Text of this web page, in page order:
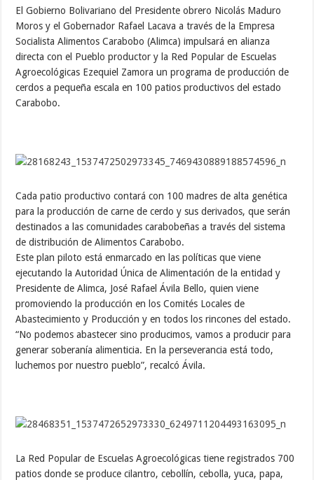
El Gobierno Bolivariano del Presidente obrero Nicolás Maduro
Moros y el Gobernador Rafael Lacava a través de la Empresa
Socialista Alimentos Carabobo (Alimca) impulsará en alianza
directa con el Pueblo productor y la Red Popular de Escuelas
Agroecológicas Ezequiel Zamora un programa de producción de
cerdos a pequeña escala en 100 patios productivos del estado
Carabobo.
Cada patio productivo contará con 100 madres de alta genética
para la producción de carne de cerdo y sus derivados, que serán
destinados a las comunidades carabobeñas a través del sistema
de distribución de Alimentos Carabobo.
Este plan piloto está enmarcado en las políticas que viene
ejecutando la Autoridad Única de Alimentación de la entidad y
Presidente de Alimca, José Rafael Ávila Bello, quien viene
promoviendo la producción en los Comités Locales de
Abastecimiento y Producción y en todos los rincones del estado.
“No podemos abastecer sino producimos, vamos a producir para
generar soberanía alimenticia. En la perseverancia está todo,
luchemos por nuestro pueblo”, recalcó Ávila.
La Red Popular de Escuelas Agroecológicas tiene registrados 700
patios donde se produce cilantro, cebollín, cebolla, yuca, papa,